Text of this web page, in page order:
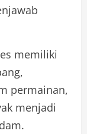
memiliki
permainan,
menjadi